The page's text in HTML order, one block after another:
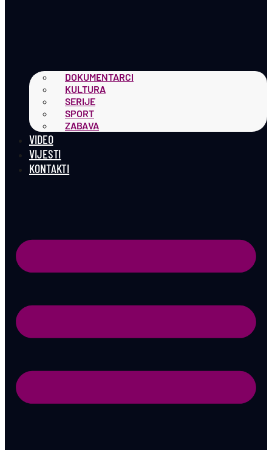
DOKUMENTARCI
KULTURA
SERIJE
SPORT
ZABAVA
VIDEO
VIJESTI
KONTAKTI